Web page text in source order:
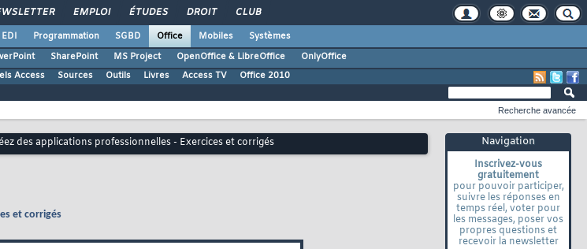
EMPLOI ÉTUDES DROIT CLUB
EDI Programmation SGBD Office Mobiles
Systèmes
SharePoint MS Project OpenOffice & LibreOffice
OnlyOffice
Access Sources Outils Livres Access TV Office 2010
Navigation
Inscrivez-vous
gratuitement
pour pouvoir participer,
suivre les réponses en
temps réel, voter pour
les messages, poser vos
propres questions et
recevoir la newsletter
Recherche avancée
des applications professionnelles - Exercices et corrigés
et corrigés